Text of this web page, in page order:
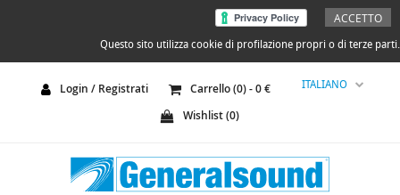
ACCETTO
Questo sito utilizza cookie di profilazione propri o di terze parti.
ITALIANO
Login / Registrati Carrello (0) -0€
Wishlist (0)